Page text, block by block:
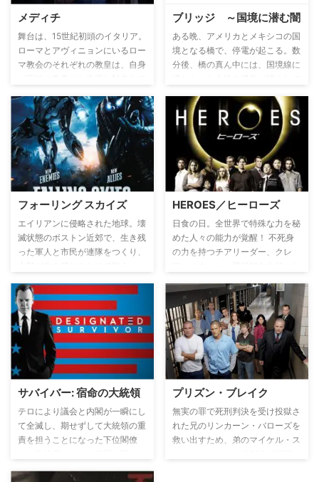
た…。
メディチ
舞台は、15世紀初頭のイタリア。
ローマとアヴィニョンにいるロー
マ教会のそれぞれの教皇は、自身
ミサは次第に派手になり、両者は
巨額の資金を必要としていた。ジ
ョバンニはこの対立の流れに乗
り、ローマ教会の枢機卿たちを賄
賂で買収していく。そして、教皇
からも恐れられていたメディチ家
のその圧倒的な権力と財力は、後
に息子コジモによりさらに繁栄を
迎えるが、突然ジョバンニが何者
かに毒殺される…。
ブリッジ ～国境に潜む闇
ある晩、アメリカとメキシコの国
境となる橋で、停電が起こる。数
分後、橋の真ん中には、国境線に
側エル・パソの捜査官ソニアとメ
キシコ側シウダー・フアレスの捜
査官マルコ。被害者がアメリカの
政治家であったため、事件はソニ
アが引き受けるが、2つに分断さ
れていた遺体の下半身がメキシコ
人女性のものであったことが判
明。両国にまたがるこの不可解な
事件解決のため、ソニアとマルコ
は合同捜査を行うことになる。
フォーリング スカイズ
エイリアンに侵略された地球。壊
滅状態のボストン近郊で、生き残
った軍人と市民が連隊をつくり、
HEROES／ヒーローズ
日食の日。全世界で特殊な力を秘
めた人々の能力が覚醒！ 不死身
の力を持つチアリーダー、クレ
時空間移動ができるサラリーマ
ン、ヒロ・ナカムラ、人の心を読
むことができる警察官マット・パ
ークマン、そして、他人の力をコ
ピーできるピーター・ペトレリ。
彼らはすべての力を手にしようと
する凶悪な能力者サイラーから世
界を救おうとするのだった…。
サバイバー: 宿命の大統領
テロにより議会と内閣が一瞬にし
て全滅し、期せずして大統領の重
責を担うことになった下位閣僚
プリズン・ブレイク
無実の罪で死刑判決を受け投獄さ
れた兄のリンカーン・バローズを
救い出すため、弟のマイケル・ス